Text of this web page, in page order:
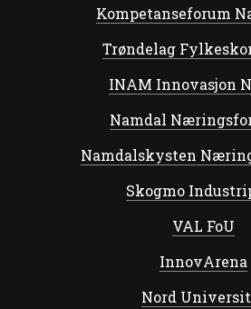
Kompetanseforum
Trøndelag
INAM Innovasjon
Namdal
Namdalskysten
Skogmo
VAL FoU
InnovArena
Nord